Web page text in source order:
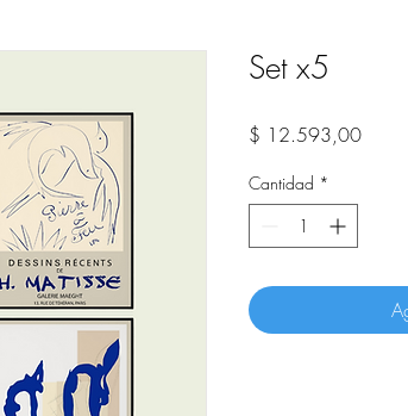
Set x5
$ 12.593,00Precio
Cantidad *